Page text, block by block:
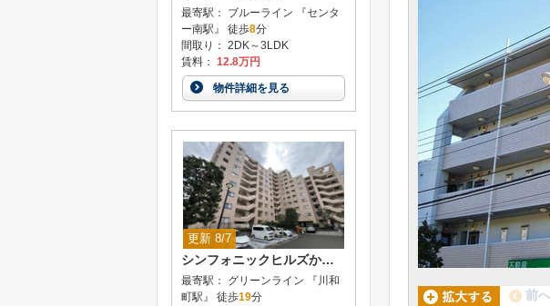
前へ
最寄駅： ブルーライン 『センタ
ー南駅』 徒歩8分
間取り： 2DK～3LDK
賃料： 12.8万円
物件詳細を見る
更新 8/7
シンフォニックヒルズかがやきの街 8号棟
最寄駅： グリーンライン 『川和
町駅』 徒歩19分